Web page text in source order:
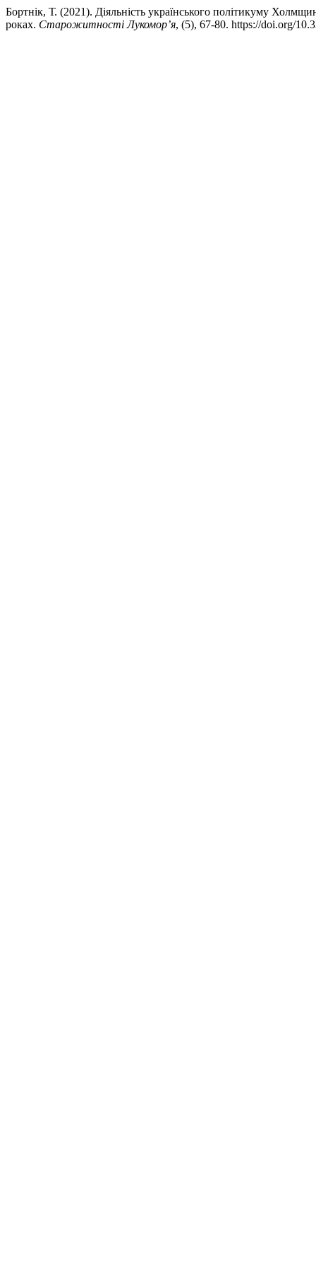
Бортнік, Т. (2021). Діяльність українського політикуму
роках. Старожитності Лукомор’я, (5), 67-80. https://doi.org/